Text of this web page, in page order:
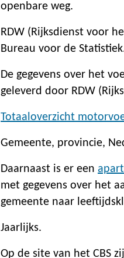
openbare weg.
RDW (Rijksdienst voor
Bureau voor de
De gegevens over het
geleverd door RDW
Totaaloverzicht
Gemeente, provincie,
Daarnaast is er een
met gegevens over het
gemeente naar
Jaarlijks.
Op de site van het CBS